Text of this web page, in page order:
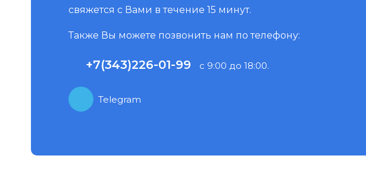
свяжется с Вами в течение 15 минут.
Также Вы можете позвонить нам по телефону:
+7(343)226-01-99 с 9:00 до 18:00.
Telegram